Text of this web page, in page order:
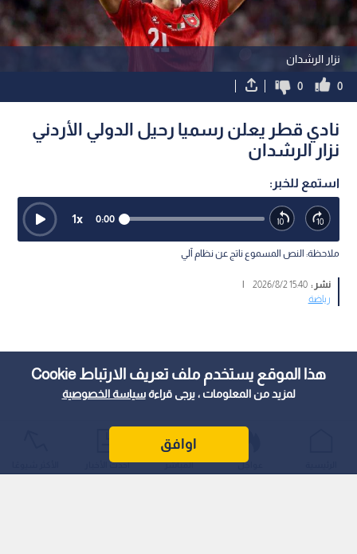
هذا الموقع يستخدم ملف تعريف الارتباط Cookie
لمزيد من المعلومات ، يرجى قراءةسياسة الخصوصية
اوافق
نزار الرشدان
0
0
نادي قطر يعلن رسميا رحيل الدولي الأردني
نزار الرشدان
استمع للخبر:
0:00
1x
ملاحظة: النص المسموع ناتج عن نظام آلي
نشر :15:40 2026/8/2
|
رياضة
عواجل المباشر أحدث الأخبار